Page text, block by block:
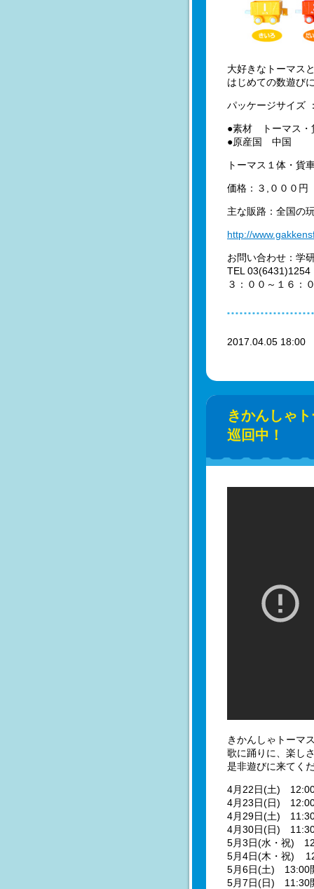
大好きなトーマス
はじめての数遊び
パッケージサイズ
●素材 トーマス・
●原産国 中国
トーマス１体・貨
価格：３,０００円
主な販路：全国の
http://
お問い合わせ：学
TEL
３：００～１６：
2017.04.05
きかんしゃ
巡回中！
きかんしゃトーマ
歌に踊りに、楽し
是非遊びに来てく
4月22日(土)
4月23日(日)
4月29日(土)
4月30日(日)
5月3日(水・祝)
5月4日(木・祝)
5月6日(土) 13:00
5月7日(日) 11:30